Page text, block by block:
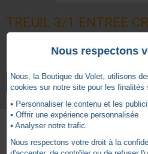
TREUIL 3/1 ENTREE
BRUT
VOIR TOUS LES
Autres produits -
Nous respectons
Nous, la Boutique du Volet, utilisons
cookies sur notre site pour les finalités
• Personnaliser le contenu et les
• Offrir une expérience personnalisée
• Analyser notre trafic.
Nous respectons votre droit à la